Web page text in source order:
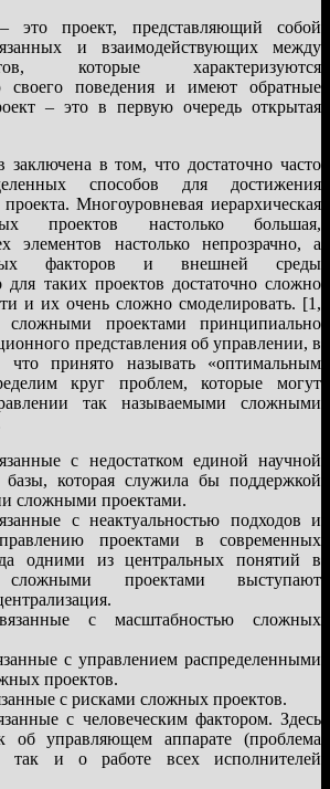
проект, представляющий собой
и взаимодействующих между
которые характеризуются
своего поведения и имеют обратные
– это в первую очередь открытая
заключена в том, что достаточно часто
способов для достижения
Многоуровневая иерархическая
проектов настолько большая,
элементов настолько непрозрачно, а
факторов и внешней среды
для таких проектов достаточно сложно
и их очень сложно смоделировать. [1,
сложными проектами принципиально
представления об управлении, в
что принято называть «оптимальным
круг проблем, которые могут
так называемыми сложными
с недостатком единой научной
базы, которая служила бы поддержкой
сложными проектами.
с неактуальностью подходов и
проектами в современных
одними из центральных понятий в
сложными проектами выступают
с масштабностью сложных
с управлением распределенными
проектов.
с рисками сложных проектов.
с человеческим фактором. Здесь
об управляющем аппарате (проблема
так и о работе всех исполнителей